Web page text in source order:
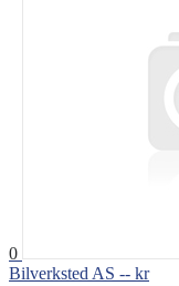
0
Bilverksted AS -- kr